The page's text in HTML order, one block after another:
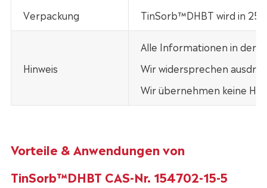
Verpackung TinSorb™DHBT wird in
Hinweis
Alle Informationen in der
Wir widersprechen
Wir übernehmen keine
Vorteile & Anwendungen von
TinSorb™DHBT CAS-Nr. 154702-15-5